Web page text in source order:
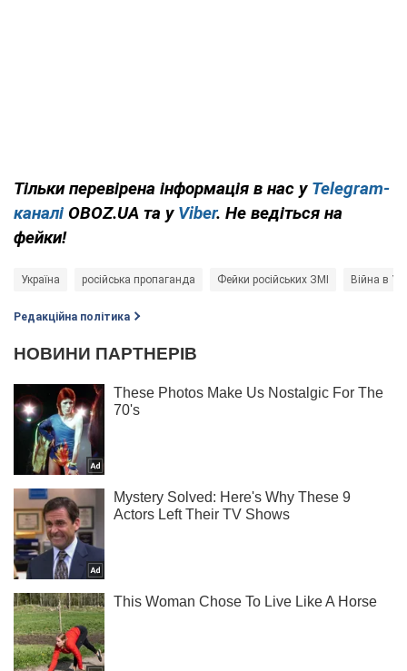
Тільки перевірена інформація в нас у Telegram-
каналі OBOZ.UA та у Viber. Не ведіться на
фейки!
Україна російська пропаганда Фейки російських ЗМІ Війна в
Редакційна політика